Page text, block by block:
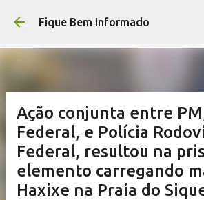
Pular para o conteúdo
Fique Bem Informado
Ação conjunta entre
Federal, e Polícia
Federal, resultou na
elemento carregando
Haxixe na Praia do